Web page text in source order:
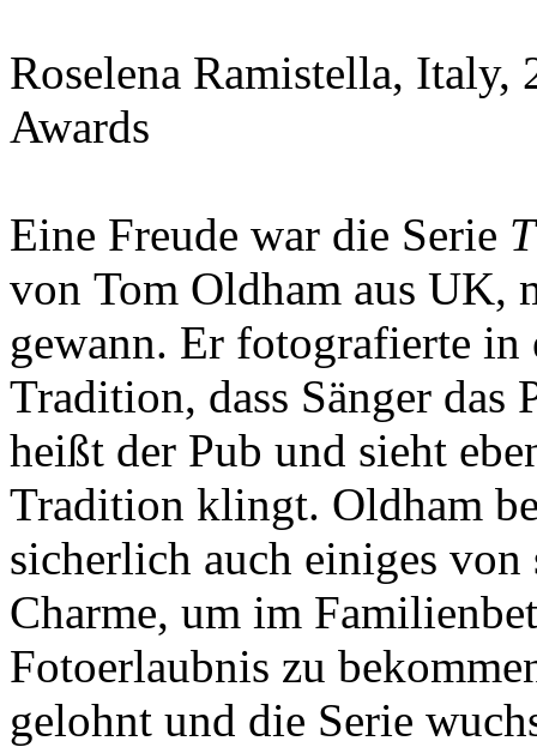
Roselena Ramistella,
Awards
Eine Freude war die Serie
von Tom Oldham aus UK,
gewann. Er fotografierte
Tradition, dass Sänger das
heißt der Pub und sieht
Tradition klingt. Oldham
sicherlich auch einiges
Charme, um im
Fotoerlaubnis zu
gelohnt und die Serie